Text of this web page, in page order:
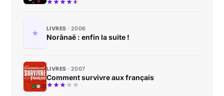
LIVRES 2006
Norânaë : enfin la suite !
LIVRES 2007
Comment survivre aux français